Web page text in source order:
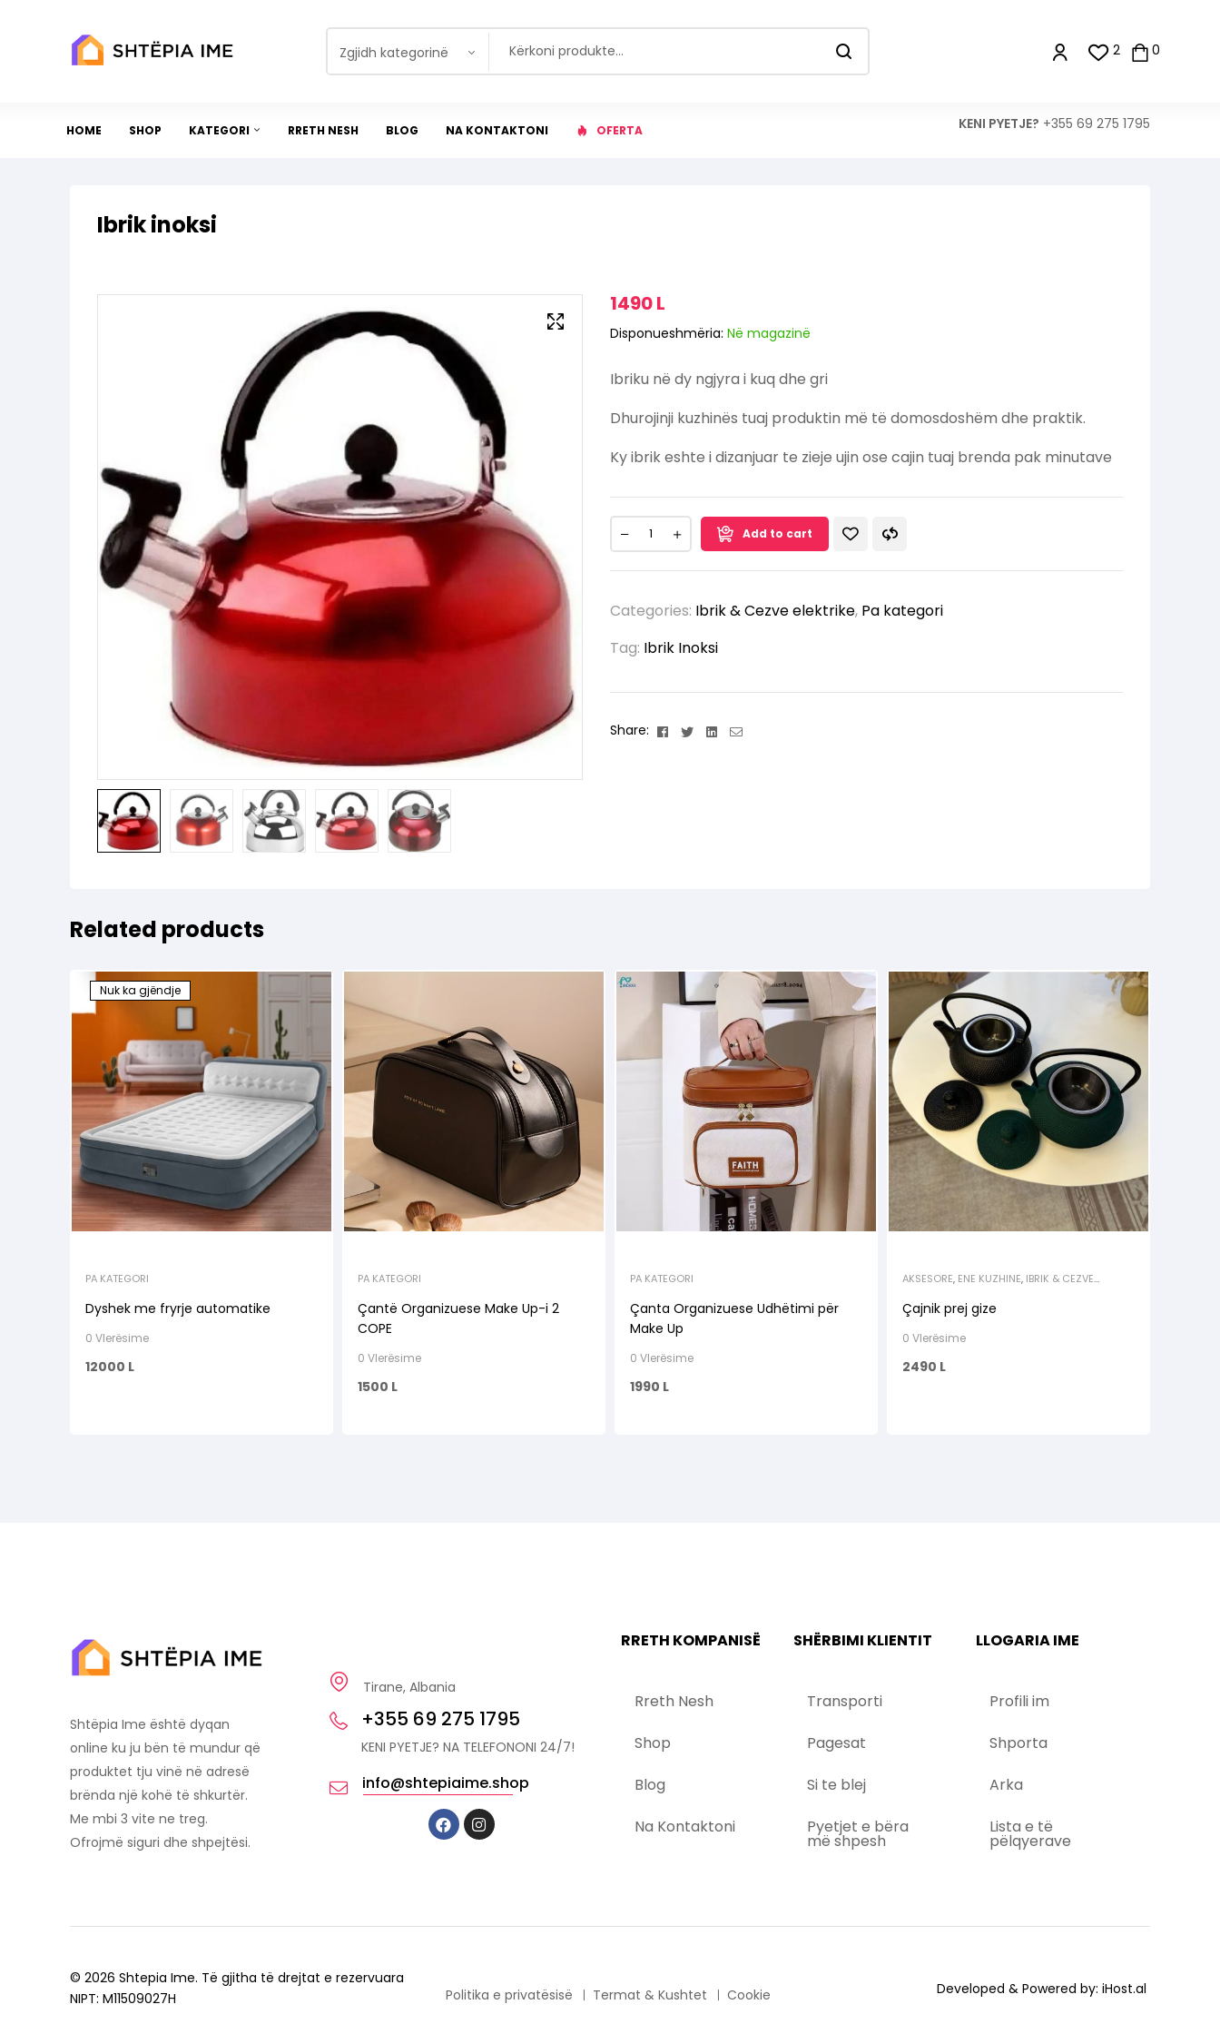
Zgjidh kategorinë 2 0
HOME SHOP KATEGORI RRETH NESH BLOG NA KONTAKTONI OFERTA KENI PYETJE? +355 69 275 1795
Ibrik inoksi
1490L
Disponueshmëria: Në magazinë
Ibriku në dy ngjyra i kuq dhe gri
Dhurojinji kuzhinës tuaj produktin më të domosdoshëm dhe praktik.
Ky ibrik eshte i dizanjuar te zieje ujin ose cajin tuaj brenda pak minutave
Add to cart
Categories: Ibrik & Cezve elektrike, Pa kategori
Tag: Ibrik Inoksi
Share: Facebook
TwitterLinkedin
Email
Related products
Nuk ka gjëndje
PA KATEGORI
Dyshek me fryrje automatike
0 Vlerësime
12000 L
PA KATEGORI
Çantë Organizuese Make Up-i 2
COPE
0 Vlerësime
1500 L
PA KATEGORI
Çanta Organizuese Udhëtimi për
Make Up
0 Vlerësime
1990 L
AKSESORE, ENE KUZHINE, IBRIK & CEZVE
Çajnik prej gize
0 Vlerësime
2490 L
Shtëpia Ime është dyqan
online ku ju bën të mundur që
produktet tju vinë në adresë
brënda një kohë të shkurtër.
Me mbi 3 vite ne treg.
Ofrojmë siguri dhe shpejtësi.
Tirane, Albania
+355 69 275 1795
KENI PYETJE? NA TELEFONONI 24/7!
info@shtepiaime.shop
RRETH KOMPANISË
Rreth Nesh
Shop
Blog
Na Kontaktoni
SHËRBIMI KLIENTIT
Transporti
Pagesat
Si te blej
Pyetjet e bëra
më shpesh
LLOGARIA IME
Profili im
Shporta
Arka
Lista e të
pëlqyerave
© 2026 Shtepia Ime. Të gjitha të drejtat e rezervuara
NIPT: M11509027H
Politika e privatësisë Termat & Kushtet Cookie Developed & Powered by: iHost.al